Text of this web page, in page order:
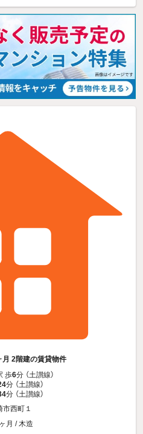
2階建の賃貸物件
歩6分 （土讃線）
分 （土讃線）
分 （土讃線）
市西町１
月 / 木造